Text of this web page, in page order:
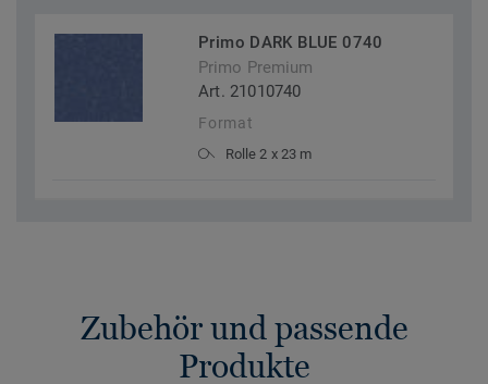
Primo DARK BLUE 0740
Primo Premium
Art. 21010740
Format
Rolle 2 x 23 m
Zubehör und passende
Produkte